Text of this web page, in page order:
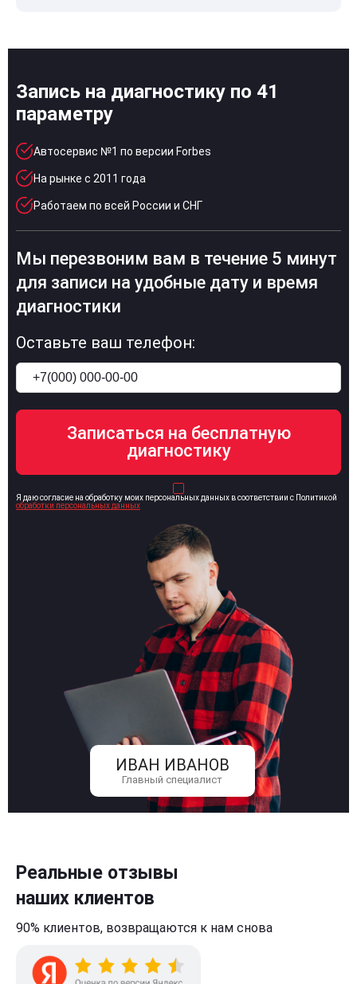
Запись на диагностику по 41
параметру
Автосервис №1 по версии Forbes
На рынке с 2011 года
Работаем по всей России и СНГ
ИВАН ИВАНОВ
Главный специалист
Мы перезвоним вам в течение 5 минут
для записи на удобные дату и время
диагностики
Оставьте ваш телефон:
Я даю согласие на обработку моих персональных данных в соответствии с Политикой
обработки персональных данных
Реальные отзывы
наших клиентов
90% клиентов, возвращаются к нам снова